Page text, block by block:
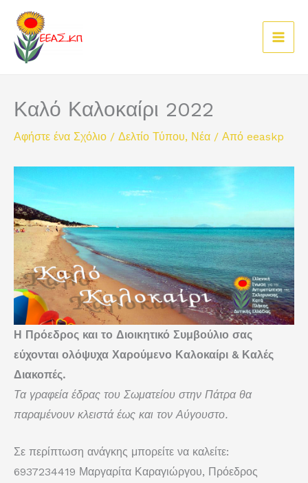
Μετάβαση
περιεχόμενο
Καλό Καλοκαίρι 2022
Αφήστε ένα Σχόλιο / Δελτίο Τύπου, Νέα / Από eeaskp
Η Πρόεδρος και το Διοικητικό Συμβούλιο σας
εύχονται ολόψυχα Χαρούμενο Καλοκαίρι & Καλές
Διακοπές.
Τα γραφεία έδρας του Σωματείου στην Πάτρα θα
παραμένουν κλειστά έως και τον Αύγουστο.
Σε περίπτωση ανάγκης μπορείτε να καλείτε:
6937234419 Μαργαρίτα Καραγιώργου, Πρόεδρος